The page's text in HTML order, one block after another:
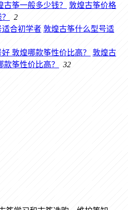
敦煌古筝价格
2
敦煌古筝什么型号适
敦煌古
筝性价比高？
32